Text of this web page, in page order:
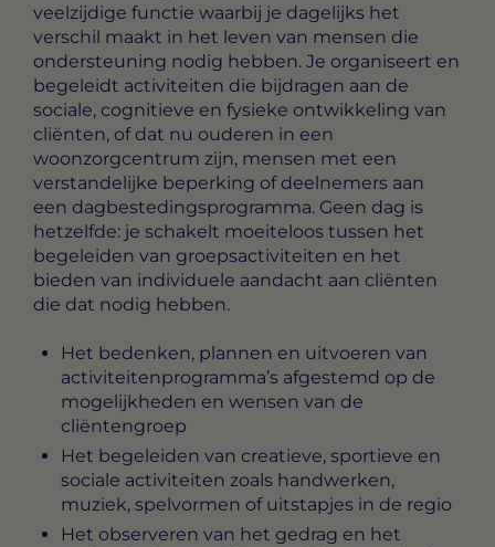
veelzijdige functie waarbij je dagelijks het
verschil maakt in het leven van mensen die
ondersteuning nodig hebben. Je organiseert en
begeleidt activiteiten die bijdragen aan de
sociale, cognitieve en fysieke ontwikkeling van
cliënten, of dat nu ouderen in een
woonzorgcentrum zijn, mensen met een
verstandelijke beperking of deelnemers aan
een dagbestedingsprogramma. Geen dag is
hetzelfde: je schakelt moeiteloos tussen het
begeleiden van groepsactiviteiten en het
bieden van individuele aandacht aan cliënten
die dat nodig hebben.
Het bedenken, plannen en uitvoeren van
activiteitenprogramma’s afgestemd op de
mogelijkheden en wensen van de
cliëntengroep
Het begeleiden van creatieve, sportieve en
sociale activiteiten zoals handwerken,
muziek, spelvormen of uitstapjes in de regio
Het observeren van het gedrag en het